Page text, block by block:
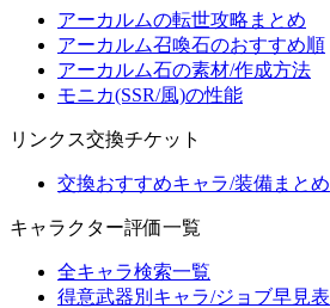
アーカルムの転世攻略まとめ
アーカルム召喚石のおすすめ順
アーカルム石の素材/作成方法
モニカ(SSR/風)の性能
リンクス交換チケット
交換おすすめキャラ/装備まとめ
キャラクター評価一覧
全キャラ検索一覧
得意武器別キャラ/ジョブ早見表